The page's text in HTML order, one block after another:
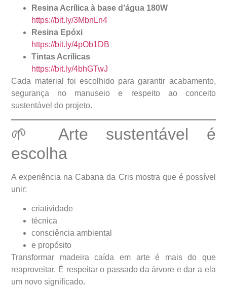
Resina Acrílica à base d’água 180W
https://bit.ly/3MbnLn4
Resina Epóxi
https://bit.ly/4pOb1DB
Tintas Acrílicas
https://bit.ly/4bhGTwJ
Cada material foi escolhido para garantir acabamento,
segurança no manuseio e respeito ao conceito
sustentável do projeto.
🌱 Arte sustentável é
escolha
A experiência na Cabana da Cris mostra que é possível
unir:
criatividade
técnica
consciência ambiental
e propósito
Transformar madeira caída em arte é mais do que
reaproveitar. É respeitar o passado da árvore e dar a ela
um novo significado.